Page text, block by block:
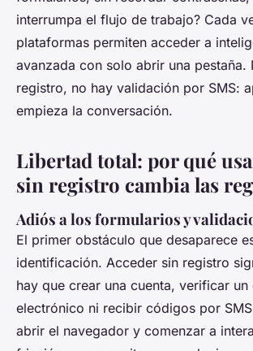
José María• 16/06/2026 16:19•7 min de
interrumpa el flujo de trabajo? Cada
plataformas permiten acceder a
avanzada con solo abrir una pestaña.
registro, no hay validación por SMS:
empieza la conversación.
Libertad total: por qué
sin registro cambia las
Adiós a los formularios y
El primer obstáculo que desaparece
identificación. Acceder sin registro
hay que crear una cuenta, verificar un
electrónico ni recibir códigos por
abrir el navegador y comenzar a